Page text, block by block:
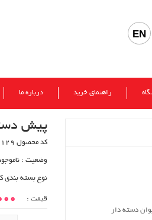
EN
راهنمای خرید درباره ما
پیش
کد محصول 129
وضعیت :
نوع بسته بندی
قیمت :
دسته دار